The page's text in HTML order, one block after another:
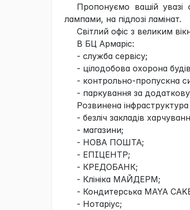
Пропонуємо вашій
лампами, на підлозі ламінат.
Світлий офіс з великим
В БЦ Армаріс:
- служба сервісу;
- цілодобова охорона
- контрольно-пропускна
- паркування за
Розвинена
- безліч закладів
- магазини;
- НОВА ПОШТА;
- ЕПІЦЕНТР;
- КРЕДОБАНК;
- Клініка МАЙДЕРМ;
- Кондитерська MAYA
- Нотаріус;